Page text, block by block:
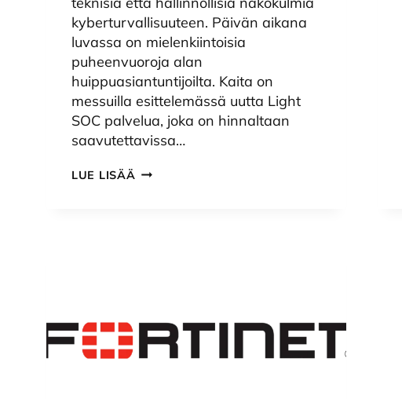
kyberturvallisuuteen. Päivän aikana
luvassa on mielenkiintoisia
puheenvuoroja alan
huippuasiantuntijoilta. Kaita on
messuilla esittelemässä uutta Light
SOC palvelua, joka on hinnaltaan
saavutettavissa…
LUE LISÄÄ KAITA